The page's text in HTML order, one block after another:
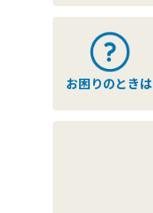
お困りのときは